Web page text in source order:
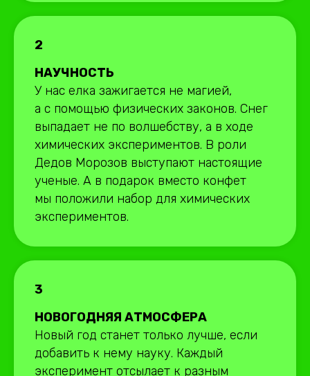
2
НАУЧНОСТЬ
У нас елка зажигается не магией,
а с помощью физических законов. Снег
выпадает не по волшебству, а в ходе
химических экспериментов. В роли
Дедов Морозов выступают настоящие
ученые. А в подарок вместо конфет
мы положили набор для химических
экспериментов.
3
НОВОГОДНЯЯ АТМОСФЕРА
Новый год станет только лучше, если
добавить к нему науку. Каждый
эксперимент отсылает к разным